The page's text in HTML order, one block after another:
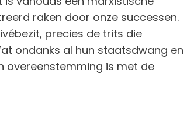
raken door onze successen.
precies de trits die
ondanks al hun staatsdwang en
overeenstemming is met de